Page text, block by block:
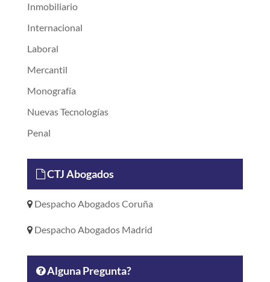
Inmobiliario
Internacional
Laboral
Mercantil
Monografía
Nuevas Tecnologías
Penal
CTJ Abogados
Despacho Abogados Coruña
Despacho Abogados Madrid
Alguna Pregunta?